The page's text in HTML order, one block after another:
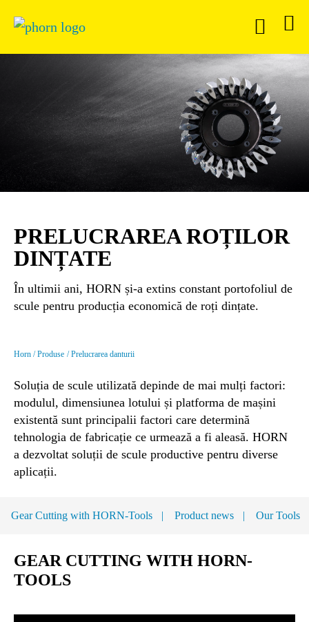
PRELUCRAREA ROȚILOR
DINȚATE
În ultimii ani, HORN și-a extins constant portofoliul de
scule pentru producția economică de roți dințate.
Horn Produse Prelucrarea danturii
Soluția de scule utilizată depinde de mai mulți factori:
modulul, dimensiunea lotului și platforma de mașini
existentă sunt principalii factori care determină
tehnologia de fabricație ce urmează a fi aleasă. HORN
a dezvoltat soluții de scule productive pentru diverse
aplicații.
Gear Cutting with HORN-Tools Product news Our Tools
GEAR CUTTING WITH HORN-
TOOLS